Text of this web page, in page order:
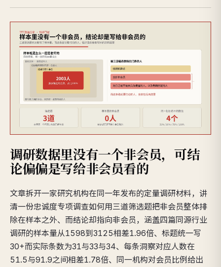
调研数据里没有一个非会员，可结
论偏偏是写给非会员看的
文章拆开一家研究机构在同一年发布的定量调研材料，讲
清一份忠诚度专项调查如何用三道筛选题把非会员整体排
除在样本之外、而结论却指向非会员，涵盖四篇同源行业
调研的样本量从1598到3125相差1.96倍、标题统一写
30+而实际条数为31与33与34、每条洞察对应人数在
51.5与91.9之间相差1.78倍、同一机构对会员比例给出